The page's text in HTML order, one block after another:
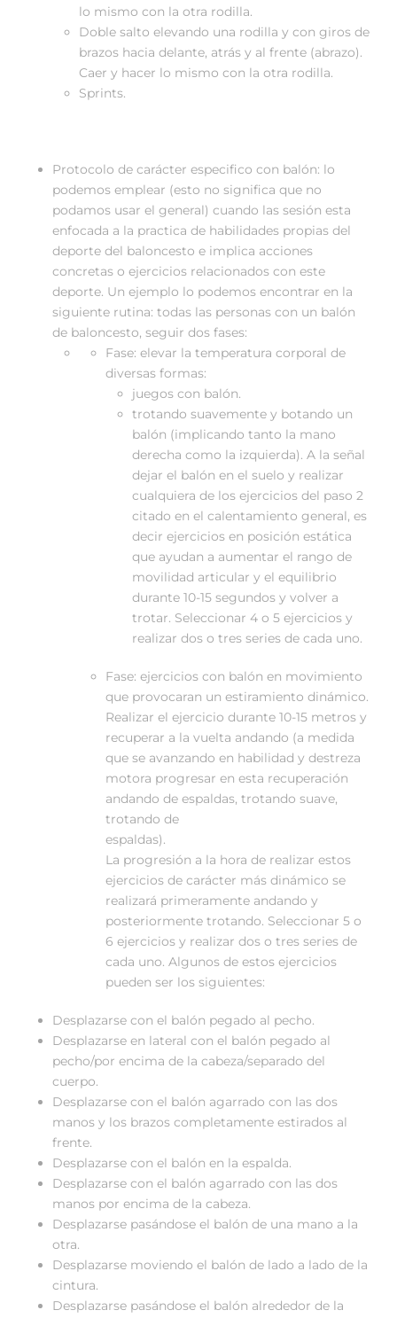
lo mismo con la otra rodilla.
Doble salto elevando una rodilla y con giros de
brazos hacia delante, atrás y al frente (abrazo).
Caer y hacer lo mismo con la otra rodilla.
Sprints.
Protocolo de carácter especifico con balón: lo
podemos emplear (esto no significa que no
podamos usar el general) cuando las sesión esta
enfocada a la practica de habilidades propias del
deporte del baloncesto e implica acciones
concretas o ejercicios relacionados con este
deporte. Un ejemplo lo podemos encontrar en la
siguiente rutina: todas las personas con un balón
de baloncesto, seguir dos fases:
Fase: elevar la temperatura corporal de
diversas formas:
juegos con balón.
trotando suavemente y botando un
balón (implicando tanto la mano
derecha como la izquierda). A la señal
dejar el balón en el suelo y realizar
cualquiera de los ejercicios del paso 2
citado en el calentamiento general, es
decir ejercicios en posición estática
que ayudan a aumentar el rango de
movilidad articular y el equilibrio
durante 10-15 segundos y volver a
trotar. Seleccionar 4 o 5 ejercicios y
realizar dos o tres series de cada uno.
Fase: ejercicios con balón en movimiento
que provocaran un estiramiento dinámico.
Realizar el ejercicio durante 10-15 metros y
recuperar a la vuelta andando (a medida
que se avanzando en habilidad y destreza
motora progresar en esta recuperación
andando de espaldas, trotando suave,
trotando de
La progresión a la hora de realizar estos
ejercicios de carácter más dinámico se
realizará primeramente andando y
posteriormente trotando. Seleccionar 5 o
6 ejercicios y realizar dos o tres series de
cada uno. Algunos de estos ejercicios
pueden ser los siguientes:
Desplazarse con el balón pegado al pecho.
Desplazarse en lateral con el balón pegado al
pecho/por encima de la cabeza/separado del
cuerpo.
Desplazarse con el balón agarrado con las dos
manos y los brazos completamente estirados al
frente.
Desplazarse con el balón en la espalda.
Desplazarse con el balón agarrado con las dos
manos por encima de la cabeza.
Desplazarse pasándose el balón de una mano a la
otra.
Desplazarse moviendo el balón de lado a lado de la
cintura.
Desplazarse pasándose el balón alrededor de la